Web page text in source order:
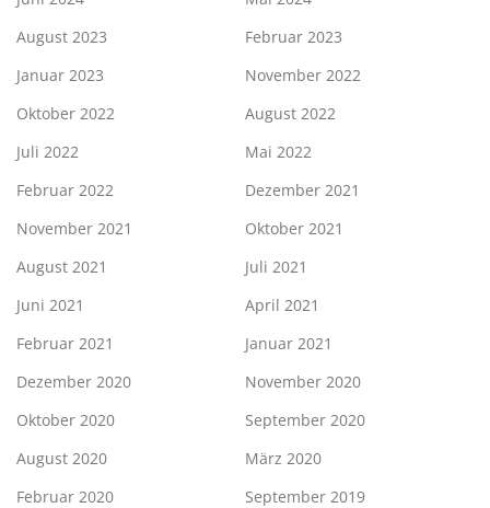
August 2023
Februar 2023
Januar 2023
November 2022
Oktober 2022
August 2022
Juli 2022
Mai 2022
Februar 2022
Dezember 2021
November 2021
Oktober 2021
August 2021
Juli 2021
Juni 2021
April 2021
Februar 2021
Januar 2021
Dezember 2020
November 2020
Oktober 2020
September 2020
August 2020
März 2020
Februar 2020
September 2019